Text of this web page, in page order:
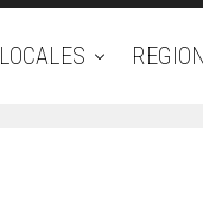
LOCALES